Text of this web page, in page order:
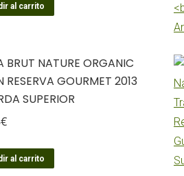
al carrito
BRUT NATURE ORGANIC
RESERVA GOURMET 2013
SUPERIOR
€
al carrito